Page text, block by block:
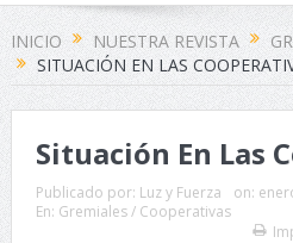
INICIO NUESTRA REVISTA
SITUACIÓN EN LAS
Situación En Las
Publicado por: Luz y Fuerza on:
En: Gremiales / Cooperativas